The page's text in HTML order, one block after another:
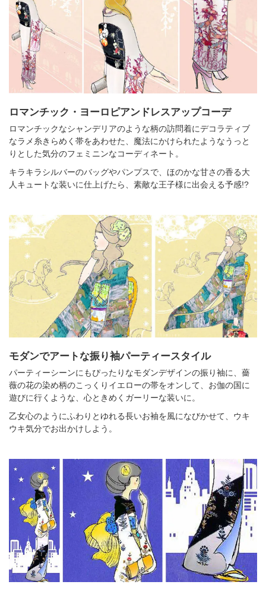
ロマンチック・ヨーロピアンドレスアップコーデ
ロマンチックなシャンデリアのような柄の訪問着にデコラティブ
なラメ糸きらめく帯をあわせた、魔法にかけられたようなうっと
りとした気分のフェミニンなコーディネート。
キラキラシルバーのバッグやパンプスで、ほのかな甘さの香る大
人キュートな装いに仕上げたら、素敵な王子様に出会える予感!?
モダンでアートな振り袖パーティースタイル
パーティーシーンにもぴったりなモダンデザインの振り袖に、薔
薇の花の染め柄のこっくりイエローの帯をオンして、お伽の国に
遊びに行くような、心ときめくガーリーな装いに。
乙女心のようにふわりとゆれる長いお袖を風になびかせて、ウキ
ウキ気分でお出かけしよう。